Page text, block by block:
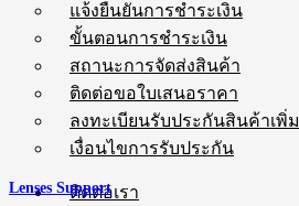
แจ้งยืนยันการชำระเงิน
ขั้นตอนการชำระเงิน
สถานะการจัดส่งสินค้า
ติดต่อขอใบเสนอราคา
ลงทะเบียนรับประกันสินค้าเพิ่ม
เงื่อนไขการรับประกัน
ติดต่อเรา
Lenses Support